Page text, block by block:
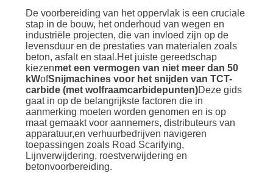
OFFERTE
SITEMAP
PRIVACYBELEID
De voorbereiding van het oppervlak is een cruciale
stap in de bouw, het onderhoud van wegen en
industriële projecten, die van invloed zijn op de
levensduur en de prestaties van materialen zoals
beton, asfalt en staal.Het juiste gereedschap
kiezenmet een vermogen van niet meer dan 50
kWofSnijmachines voor het snijden van TCT-
carbide (met wolfraamcarbidepunten)Deze gids
gaat in op de belangrijkste factoren die in
aanmerking moeten worden genomen en is op
maat gemaakt voor aannemers, distributeurs van
apparatuur,en verhuurbedrijven navigeren
toepassingen zoals Road Scarifying,
Lijnverwijdering, roestverwijdering en
betonvoorbereiding.